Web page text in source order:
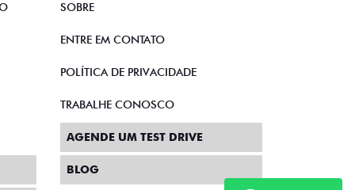
SOBRE
ENTRE EM CONTATO
POLÍTICA DE PRIVACIDADE
TRABALHE CONOSCO
AGENDE UM TEST DRIVE
BLOG